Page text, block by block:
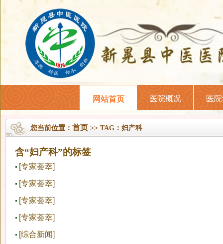
网站首页 医院概况 医
您当前位置： 首页 >> TAG：妇产科
含“妇产科”的标签
[专家荟萃]
黄冬丽
[专家荟萃]
甘琼惠
[专家荟萃]
蒲青华
[专家荟萃]
吴美艳
[综合新闻]